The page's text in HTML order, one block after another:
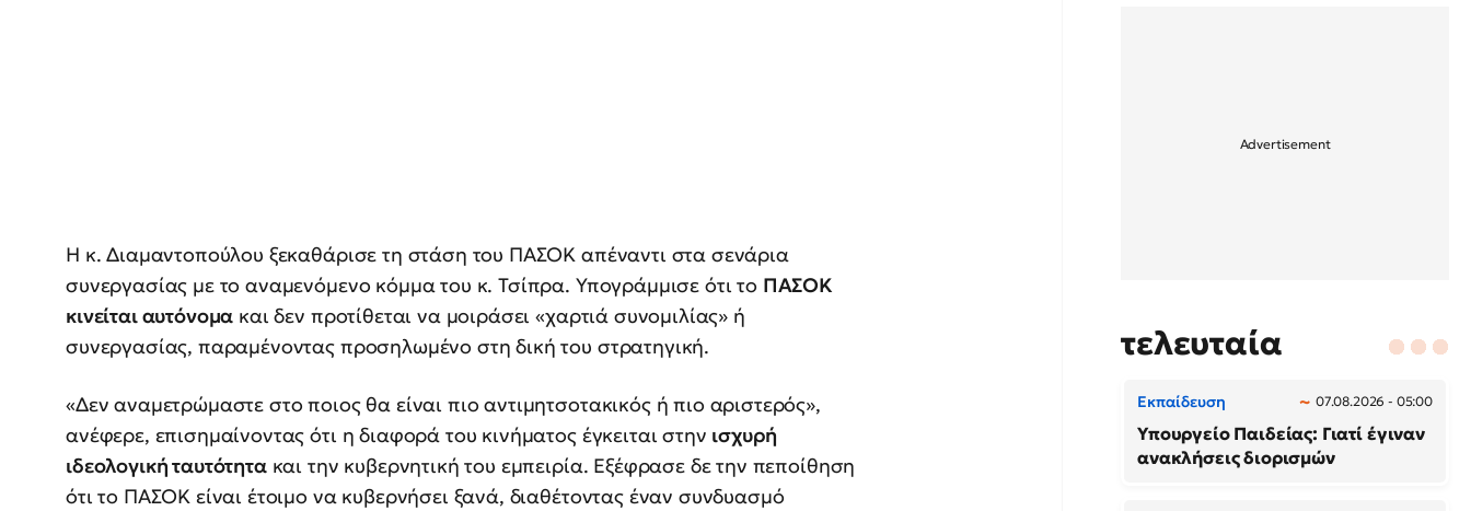
Η κ. Διαμαντοπούλου ξεκαθάρισε τη στάση του ΠΑΣΟΚ απέναντι στα σενάρια
συνεργασίας με το αναμενόμενο κόμμα του κ. Τσίπρα. Υπογράμμισε ότι το ΠΑΣΟΚ
κινείται αυτόνομα και δεν προτίθεται να μοιράσει «χαρτιά συνομιλίας» ή
συνεργασίας, παραμένοντας προσηλωμένο στη δική του στρατηγική.
«Δεν αναμετρώμαστε στο ποιος θα είναι πιο αντιμητσοτακικός ή πιο αριστερός»,
ανέφερε, επισημαίνοντας ότι η διαφορά του κινήματος έγκειται στην ισχυρή
ιδεολογική ταυτότητακαι την κυβερνητική του εμπειρία. Εξέφρασε δε την πεποίθηση
ότι το ΠΑΣΟΚ είναι έτοιμο να κυβερνήσει ξανά, διαθέτοντας έναν συνδυασμό
τελευταία
Εκπαίδευση 07.08.2026 - 05:00
Υπουργείο Παιδείας: Γιατί έγιναν
ανακλήσεις διορισμών